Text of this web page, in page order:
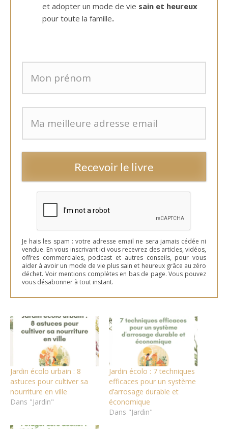
et adopter un mode de vie sain et heureux
pour toute la famille.
Recevoir le livre
Je hais les spam : votre adresse email ne sera jamais cédée ni
vendue. En vous inscrivant ici vous recevrez des articles, vidéos,
offres commerciales, podcast et autres conseils, pour vous
aider à avoir un mode de vie plus sain et heureux grâce au zéro
déchet. Voir mentions complètes en bas de page. Vous pouvez
vous désabonner à tout instant.
Jardin écolo urbain : 8
astuces pour cultiver sa
nourriture en ville
Dans "Jardin"
Jardin écolo : 7 techniques
efficaces pour un système
d’arrosage durable et
économique
Dans "Jardin"